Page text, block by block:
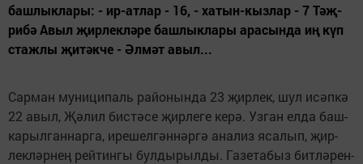
баш­лык­ла­ры: - ир-ат­лар - 16, - ха­тын-кыз­лар - 7 Тәҗ­
ри­бә Авыл җир­лек­лә­ре баш­лык­ла­ры ара­сын­да иң күп
стаж­лы җи­тәк­че - Әл­мәт авыл...
Сар­ман му­ни­ци­паль ра­йо­нын­да 23 җир­лек, шул исәп­кә
22 авыл, Җә­лил бис­тә­се җир­ле­ге ке­рә. Уз­ган ел­да баш­
ка­рыл­ган­нар­га, ире­шел­гән­нәр­гә ана­лиз яса­лып, җир­
лек­ләр­нең рей­тин­гы бул­ды­рыл­ды. Га­зе­та­быз бит­лә­рен­